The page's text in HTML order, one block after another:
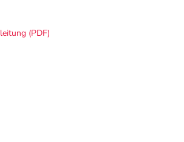
(PDF)